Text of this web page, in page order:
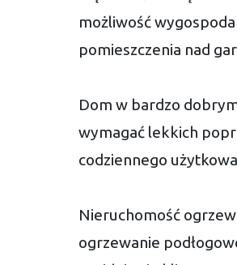
możliwość
pomieszczenia nad
Dom w bardzo
wymagać lekkich
codziennego
Nieruchomość
ogrzewanie